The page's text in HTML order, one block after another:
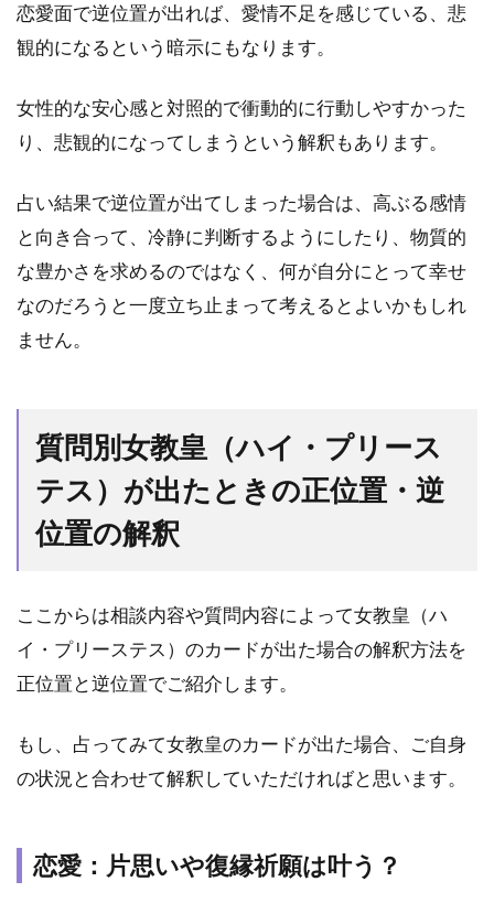
恋愛面で逆位置が出れば、愛情不足を感じている、悲
観的になるという暗示にもなります。
女性的な安心感と対照的で衝動的に行動しやすかった
り、悲観的になってしまうという解釈もあります。
占い結果で逆位置が出てしまった場合は、高ぶる感情
と向き合って、冷静に判断するようにしたり、物質的
な豊かさを求めるのではなく、何が自分にとって幸せ
なのだろうと一度立ち止まって考えるとよいかもしれ
ません。
質問別女教皇（ハイ・プリース
テス）が出たときの正位置・逆
位置の解釈
ここからは相談内容や質問内容によって女教皇（ハ
イ・プリーステス）のカードが出た場合の解釈方法を
正位置と逆位置でご紹介します。
もし、占ってみて女教皇のカードが出た場合、ご自身
の状況と合わせて解釈していただければと思います。
恋愛：片思いや復縁祈願は叶う？